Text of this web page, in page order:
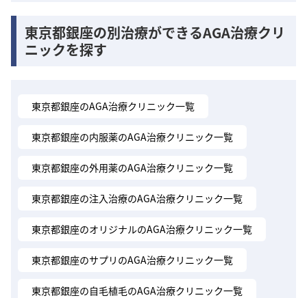
東京都銀座の別治療ができるAGA治療クリ
ニックを探す
東京都銀座のAGA治療クリニック一覧
東京都銀座の内服薬のAGA治療クリニック一覧
東京都銀座の外用薬のAGA治療クリニック一覧
東京都銀座の注入治療のAGA治療クリニック一覧
東京都銀座のオリジナルのAGA治療クリニック一覧
東京都銀座のサプリのAGA治療クリニック一覧
東京都銀座の自毛植毛のAGA治療クリニック一覧